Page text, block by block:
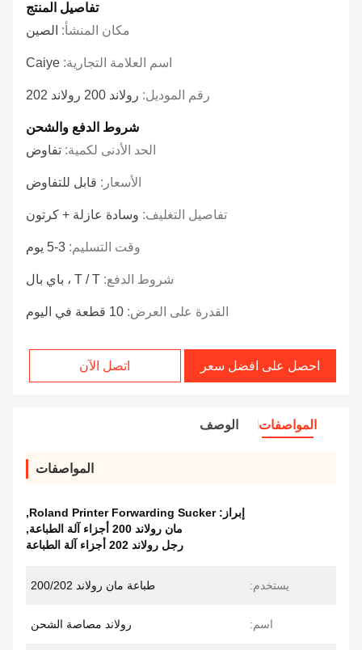
تفاصيل المنتج
مكان المنشأ: الصين
اسم العلامة التجارية: Caiye
رقم الموديل: رولاند 200 رولاند 202
شروط الدفع والشحن
الحد الأدنى لكمية: تفاوض
الأسعار: قابل للتفاوض
تفاصيل التغليف: وسادة عازلة + كرتون
وقت التسليم: 3-5 يوم
شروط الدفع: T / T ، باي بال
القدرة على العرض: 10 قطعة في اليوم
احصل على افضل سعر اتصل الآن
المواصفات الوصف
المواصفات
إبراز:Roland Printer Forwarding Sucker
,
مان رولاند 200 أجزاء آلة الطباعة
,
رجل رولاند 202 أجزاء آلة الطباعة
يستخدم: طباعة مان رولاند 200/202
اسم: رولاند مصاصة الشحن